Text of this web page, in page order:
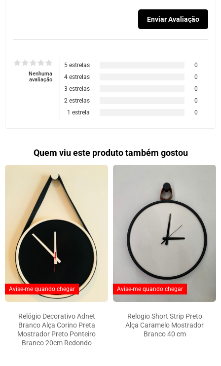
Nenhuma
avaliação
5 estrelas
0
4 estrelas
0
3 estrelas
0
2 estrelas
0
1 estrela
0
Quem viu este produto também gostou
Relógio Decorativo Adnet
Branco Alça Corino Preta
Mostrador Preto Ponteiro
Branco 20cm Redondo
Avise-me quando chegar
Relogio Short Strip Preto
Alça Caramelo Mostrador
Branco 40 cm
Avise-me quando chegar